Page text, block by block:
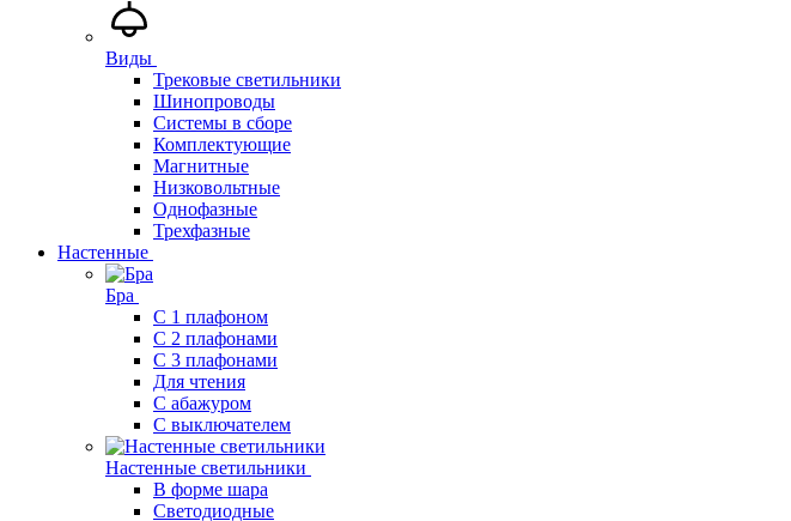
Виды
Трековые светильники
Шинопроводы
Системы в сборе
Комплектующие
Магнитные
Низковольтные
Однофазные
Трехфазные
Настенные
Бра
С 1 плафоном
С 2 плафонами
С 3 плафонами
Для чтения
С абажуром
С выключателем
Настенные светильники
В форме шара
Светодиодные